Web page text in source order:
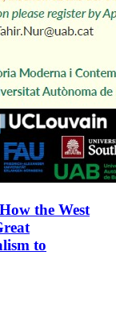
the West
to